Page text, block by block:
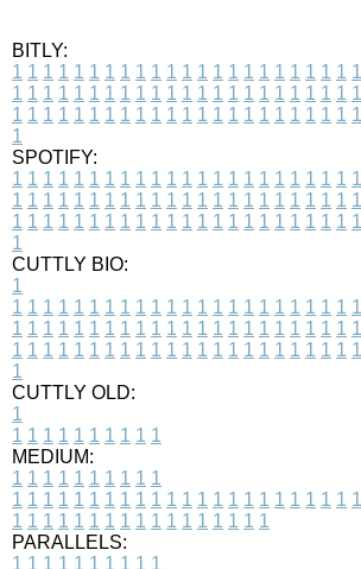
BITLY:
1 1 1 1 1 1 1 1 1 1 1 1 1 1 1 1 1 1 1 1 1 1 1
1 1 1 1 1 1 1 1 1 1 1 1 1 1 1 1 1 1 1 1 1 1 1
1 1 1 1 1 1 1 1 1 1 1 1 1 1 1 1 1 1 1 1 1 1 1
1
SPOTIFY:
1 1 1 1 1 1 1 1 1 1 1 1 1 1 1 1 1 1 1 1 1 1 1
1 1 1 1 1 1 1 1 1 1 1 1 1 1 1 1 1 1 1 1 1 1 1
1 1 1 1 1 1 1 1 1 1 1 1 1 1 1 1 1 1 1 1 1 1 1
1
CUTTLY BIO:
1
1 1 1 1 1 1 1 1 1 1 1 1 1 1 1 1 1 1 1 1 1 1 1
1 1 1 1 1 1 1 1 1 1 1 1 1 1 1 1 1 1 1 1 1 1 1
1 1 1 1 1 1 1 1 1 1 1 1 1 1 1 1 1 1 1 1 1 1 1
1
CUTTLY OLD:
1
1 1 1 1 1 1 1 1 1 1
MEDIUM:
1 1 1 1 1 1 1 1 1 1
1 1 1 1 1 1 1 1 1 1 1 1 1 1 1 1 1 1 1 1 1 1 1
1 1 1 1 1 1 1 1 1 1 1 1 1 1 1 1 1
PARALLELS:
1 1 1 1 1 1 1 1 1 1